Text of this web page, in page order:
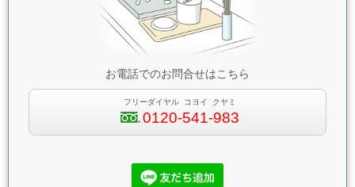
お電話でのお問合せはこちら
フリーダイヤル コヨイ クヤミ
0120-541-983